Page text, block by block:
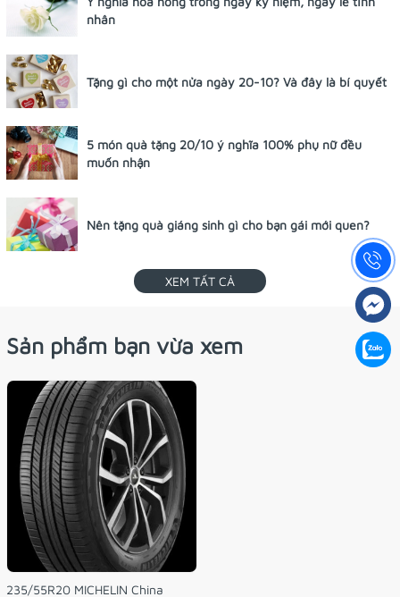
nhân
Tặng gì cho một nửa ngày 20-10? Và đây là bí quyết
5 món quà tặng 20/10 ý nghĩa 100% phụ nữ đều
muốn nhận
Nên tặng quà giáng sinh gì cho bạn gái mới quen?
XEM TẤT CẢ
Sản phẩm bạn vừa xem
235/55R20 MICHELIN China